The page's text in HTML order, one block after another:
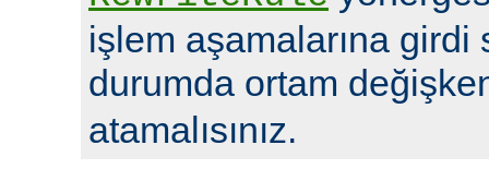
işlem aşamalarına girdi
durumda ortam
atamalısınız.